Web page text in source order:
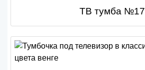
ТВ тумба №17